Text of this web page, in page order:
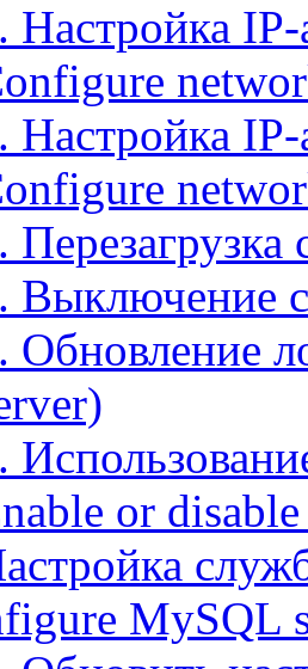
Настройка IP-
Настройка
Перезагрузка
Выключение
Обновление
or
MySQL